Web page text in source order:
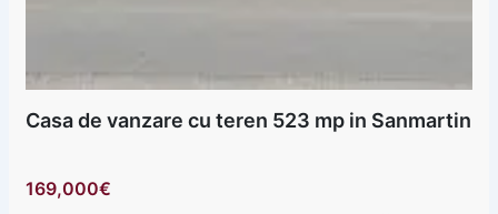
Casa de vanzare cu teren 523 mp in Sanmartin
169,000€